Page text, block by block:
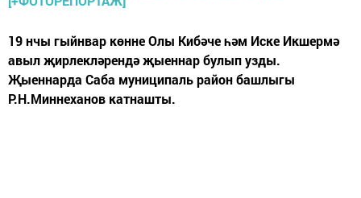
19 нчы гыйнвар көнне Олы Кибәче һәм Иске Икшермә
авыл җирлекләрендә җыеннар булып узды.
Җыеннарда Саба муниципаль район башлыгы
Р.Н.Миннеханов катнашты.